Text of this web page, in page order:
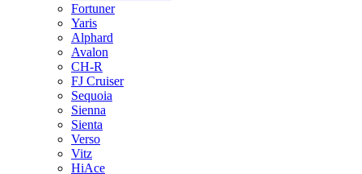
Fortuner
Yaris
Alphard
Avalon
CH-R
FJ Cruiser
Sequoia
Sienna
Sienta
Verso
Vitz
HiAce